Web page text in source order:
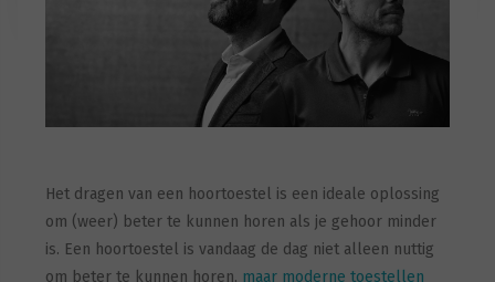
Het dragen van een hoortoestel is een ideale oplossing
om (weer) beter te kunnen horen als je gehoor minder
is. Een hoortoestel is vandaag de dag niet alleen nuttig
om beter te kunnen horen, maar moderne toestellen